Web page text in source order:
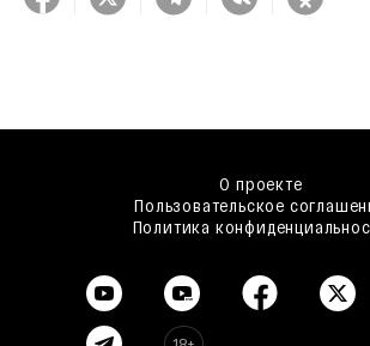
О проекте
Пользовательское
Политика